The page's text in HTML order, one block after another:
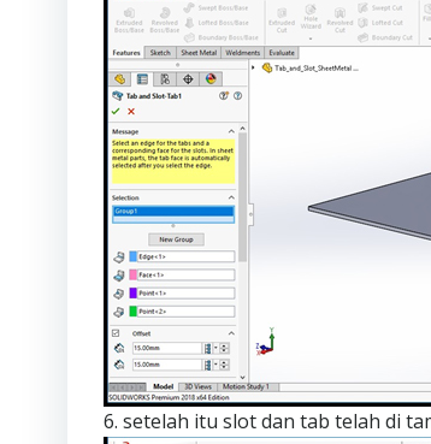
6. setelah itu slot dan tab telah di